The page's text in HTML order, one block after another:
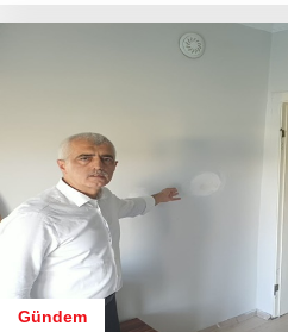
Gündem